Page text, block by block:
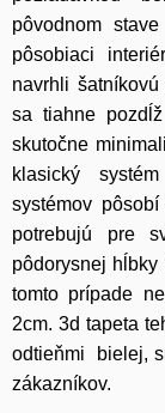
pôvodnom
pôsobiaci
navrhli
sa tiahne
skutočne
klasický
systémov
potrebujú pre
pôdorysnej
tomto prípade
2cm. 3d tapeta
odtieňmi bielej,
zákazníkov.